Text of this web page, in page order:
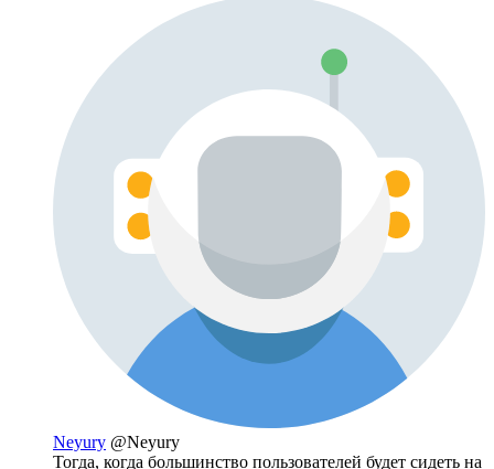
Neyury @Neyury
Тогда, когда большинство пользователей будет сидеть на